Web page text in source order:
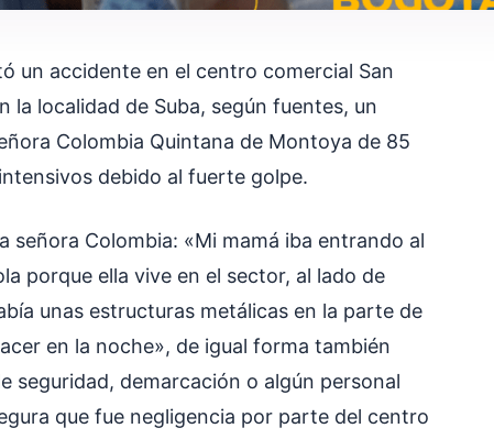
un accidente en el centro comercial San
la localidad de Suba, según fuentes, un
Colombia Quintana de Montoya de 85
debido al fuerte golpe.
señora Colombia: «Mi mamá iba entrando al
porque ella vive en el sector, al lado de
unas estructuras metálicas en la parte de
en la noche», de igual forma también
seguridad, demarcación o algún personal
que fue negligencia por parte del centro